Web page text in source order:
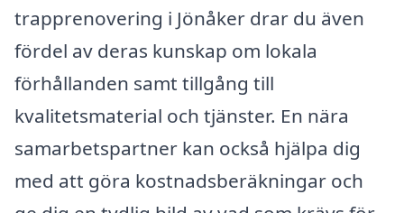
trapprenovering i Jönåker drar du även
fördel av deras kunskap om lokala
förhållanden samt tillgång till
kvalitetsmaterial och tjänster. En nära
samarbetspartner kan också hjälpa dig
med att göra kostnadsberäkningar och